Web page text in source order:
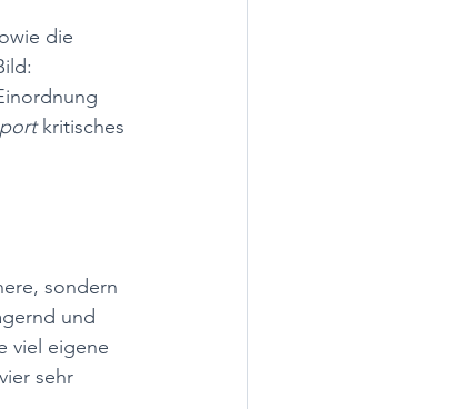
die
kritisches
sondern
und
viel eigene
sehr